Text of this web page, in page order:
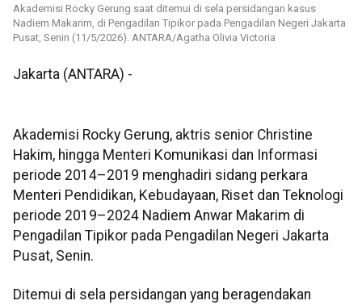
Akademisi Rocky Gerung saat ditemui di sela persidangan kasus
Nadiem Makarim, di Pengadilan Tipikor pada Pengadilan Negeri Jakarta
Pusat, Senin (11/5/2026). ANTARA/Agatha Olivia Victoria
Jakarta (ANTARA) -
Akademisi Rocky Gerung, aktris senior Christine
Hakim, hingga Menteri Komunikasi dan Informasi
periode 2014–2019 menghadiri sidang perkara
Menteri Pendidikan, Kebudayaan, Riset dan Teknologi
periode 2019–2024 Nadiem Anwar Makarim di
Pengadilan Tipikor pada Pengadilan Negeri Jakarta
Pusat, Senin.
Ditemui di sela persidangan yang beragendakan